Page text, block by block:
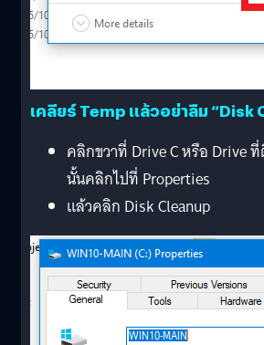
เคลียร์ Temp แล้วอย่าลืม “Disk
คลิกขวาที่ Drive C หรือ Drive
นั้นคลิกไปที่ Properties
แล้วคลิก Disk Cleanup